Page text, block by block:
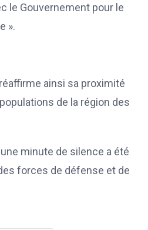
le Gouvernement pour le
».
ainsi sa proximité
de la région des
minute de silence a été
forces de défense et de